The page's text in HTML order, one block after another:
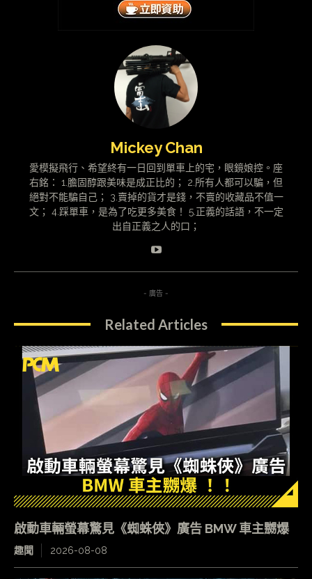
Mickey Chan
愛模擬飛行、希望終有一日回到單車上的宅，眼鏡娘控。座
右銘： 1.膽固醇跟美味是成正比的； 2.所有人都可以騙，但
絕對不能騙自己； 3.賣掉的貨才是錢，不賣的收藏品不值一
文； 4.踩單車，是為了吃更多美食！ 5.正義的話語，不一定
出自正義之人的口；
- 廣告 -
Related Articles
啟動車輛螢幕驚見《蜘蛛俠》廣告 BMW 車主嬲爆
趣聞 2026-08-08